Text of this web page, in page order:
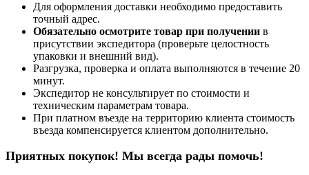
Для оформления доставки необходимо предоставить
точный адрес.
Обязательно осмотрите товар при получении в
присутствии экспедитора (проверьте целостность
упаковки и внешний вид).
Разгрузка, проверка и оплата выполняются в течение 20
минут.
Экспедитор не консультирует по стоимости и
техническим параметрам товара.
При платном въезде на территорию клиента стоимость
въезда компенсируется клиентом дополнительно.
Приятных покупок! Мы всегда рады помочь!